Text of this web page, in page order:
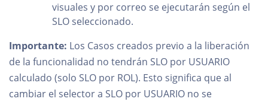
visuales y por correo se ejecutarán según el
SLO seleccionado.
Importante: Los Casos creados previo a la liberación
de la funcionalidad no tendrán SLO por USUARIO
calculado (solo SLO por ROL). Esto significa que al
cambiar el selector a SLO por USUARIO no se